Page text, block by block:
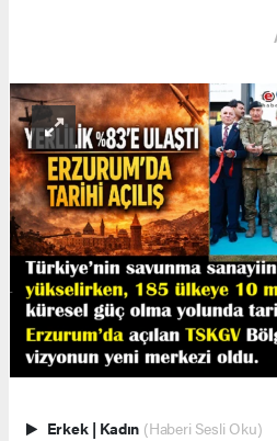
Erkek | Kadın (Haberi Sesli Oku)